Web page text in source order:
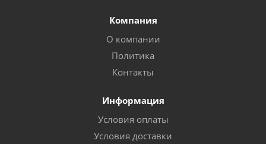
Компания
О компании
Политика
Контакты
Информация
Условия оплаты
Условия доставки